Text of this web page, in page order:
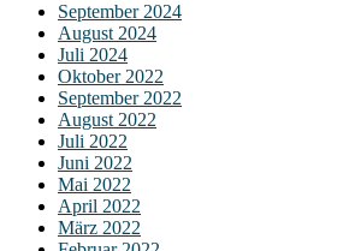
September 2024
August 2024
Juli 2024
Oktober 2022
September 2022
August 2022
Juli 2022
Juni 2022
Mai 2022
April 2022
März 2022